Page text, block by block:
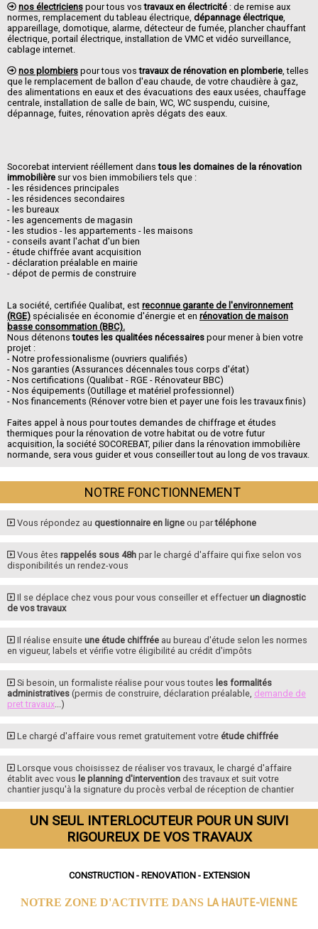
nos électricienspour tous vostravaux en électricité: de remise aux
normes, remplacement du tableau électrique, dépannage électrique
appareillage, domotique, alarme, détecteur de fumée, plancher chauffant
électrique, portail électrique, installation de VMC et vidéo surveillance,
cablage internet.
nos plombierspour tous vostravaux de rénovation en plomberie, telles
que le remplacement de ballon d'eau chaude, de votre chaudière à gaz,
des alimentations en eaux et des évacuations des eaux usées, chauffage
centrale, installation de salle de bain, WC, WC suspendu, cuisine,
dépannage, fuites, rénovation après dégats des eaux.
Socorebat intervient rééllement danstous les domaines de la rénovation
immobilière sur vos bien immobiliers tels que :
- les résidences principales
- les résidences secondaires
- les bureaux
- les agencements de magasin
- les studios - les appartements - les maisons
- conseils avant l'achat d'un bien
- étude chiffrée avant acquisition
- déclaration préalable en mairie
- dépot de permis de construire
La société, certifiée Qualibat, est reconnue garante de l'environnement
(RGE) spécialisée en économie d'énergie et en rénovation de maison
basse consommation (BBC).
Nous détenonstoutes les qualitées nécessaires pour mener à bien votre
projet :
- Notre professionalisme (ouvriers qualifiés)
- Nos garanties (Assurances décennales tous corps d'état)
- Nos certifications (Qualibat - RGE - Rénovateur BBC)
- Nos équipements (Outillage et matériel professionnel)
- Nos financements (Rénover votre bien et payer une fois les travaux finis)
Faites appel à nous pour toutes demandes de chiffrage et études
thermiques pour la rénovation de votre habitat ou de votre futur
acquisition, la société SOCOREBAT, pilier dans la rénovation immobilière
normande, sera vous guider et vous conseiller tout au long de vos travaux.
NOTRE FONCTIONNEMENT
Vous répondez au questionnaire en ligne ou partéléphone
Vous êtesrappelés sous 48h par le chargé d'affaire qui fixe selon vos
disponibilités un rendez-vous
Il se déplace chez vous pour vous conseiller et effectuerun diagnostic
de vos travaux
Il réalise ensuiteune étude chiffrée au bureau d'étude selon les normes
en vigueur, labels et vérifie votre éligibilité au crédit d'impôts
Si besoin, un formaliste réalise pour vous toutes les formalités
administratives (permis de construire, déclaration préalable, demande de
pret travaux ...)
Le chargé d'affaire vous remet gratuitement votreétude chiffrée
Lorsque vous choisissez de réaliser vos travaux, le chargé d'affaire
établit avec vous le planning d'intervention des travaux et suit votre
chantier jusqu'à la signature du procès verbal de réception de chantier
UN SEUL INTERLOCUTEUR POUR UN SUIVI
RIGOUREUX DE VOS TRAVAUX
CONSTRUCTION - RENOVATION - EXTENSION
NOTRE ZONE D'ACTIVITE DANS LA HAUTE-VIENNE